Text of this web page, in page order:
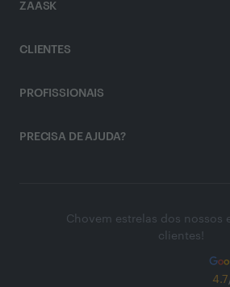
ZAASK
CLIENTES
PROFISSIONAIS
PRECISA DE AJUDA?
Chovem estrelas dos nossos
clientes!
4.7